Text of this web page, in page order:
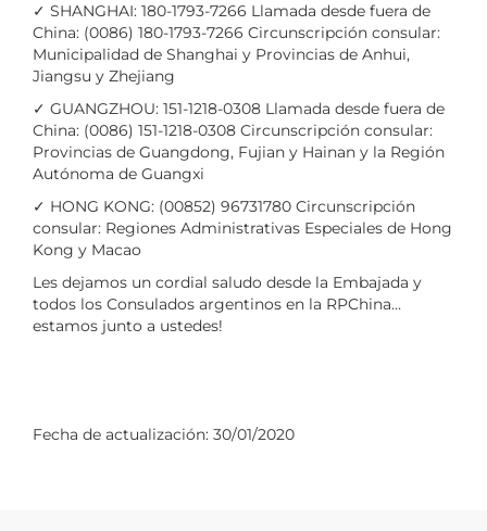
✓ SHANGHAI: 180-1793-7266 Llamada desde fuera de
China: (0086) 180-1793-7266 Circunscripción consular:
Municipalidad de Shanghai y Provincias de Anhui,
Jiangsu y Zhejiang
✓ GUANGZHOU: 151-1218-0308 Llamada desde fuera de
China: (0086) 151-1218-0308 Circunscripción consular:
Provincias de Guangdong, Fujian y Hainan y la Región
Autónoma de Guangxi
✓ HONG KONG: (00852) 96731780 Circunscripción
consular: Regiones Administrativas Especiales de Hong
Kong y Macao
Les dejamos un cordial saludo desde la Embajada y
todos los Consulados argentinos en la RPChina…
estamos junto a ustedes!
Fecha de actualización: 30/01/2020